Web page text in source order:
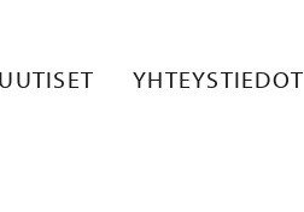
UUTISET YHTEYSTIEDOT